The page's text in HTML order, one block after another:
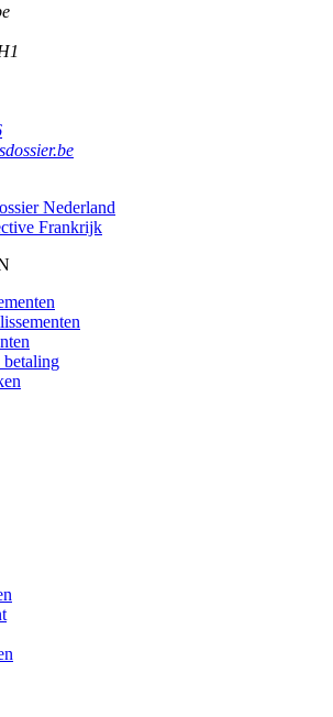
Nederland
Frankrijk
betaling